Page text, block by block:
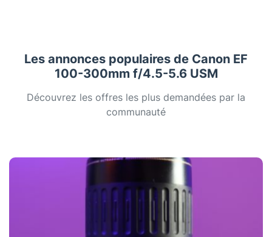
Les annonces populaires de Canon EF
100-300mm f/4.5-5.6 USM
Découvrez les offres les plus demandées par la
communauté